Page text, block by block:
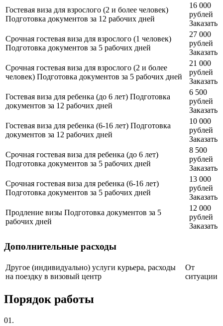
Гостевая виза для взрослого (2 и более человек)
Подготовка документов за 12 рабочих дней
16 000
рублей
Заказать
Срочная гостевая виза для взрослого (1 человек)
Подготовка документов за 5 рабочих дней
27 000
рублей
Заказать
Срочная гостевая виза для взрослого (2 и более
человек) Подготовка документов за 5 рабочих дней
21 000
рублей
Заказать
Гостевая виза для ребенка (до 6 лет) Подготовка
документов за 12 рабочих дней
6 500
рублей
Заказать
Гостевая виза для ребенка (6-16 лет) Подготовка
документов за 12 рабочих дней
10 000
рублей
Заказать
Срочная гостевая виза для ребенка (до 6 лет)
Подготовка документов за 5 рабочих дней
8 500
рублей
Заказать
Срочная гостевая виза для ребенка (6-16 лет)
Подготовка документов за 5 рабочих дней
13 000
рублей
Заказать
Продление визы Подготовка документов за 5
рабочих дней
12 000
рублей
Заказать
Дополнительные расходы
Другое (индивидуально) услуги курьера, расходы
на поездку в визовый центр
От
ситуации
Порядок работы
01.